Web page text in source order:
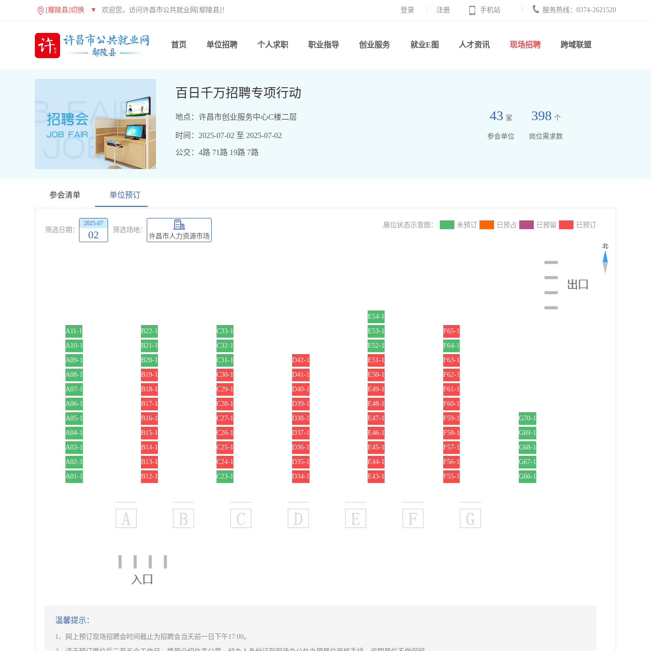
[鄢陵县]切换 ▼ 欢迎您，访问许昌市公共就业网[鄢陵县]！ 登录 注册 手机站 服务热线：0374-2621520
首页 单位招聘 个人求职 职业指导 创业服务 就业E图 人才资讯 现场招聘 跨域联盟
百日千万招聘专项行动
地点：许昌市创业服务中心C楼二层
时间：2025-07-02 至 2025-07-02
43 家
参会单位
398 个
岗位需求数
公交：4路 71路 19路 7路
参会清单 单位预订
筛选日期：
2025-07
02
筛选场地：
许昌市人力资源市场
展位状态示意图： 未预订 已预占 已预留 已预订
E54-1
A11-1
B22-1 C33-1 E53-1
F65-1
A10-1
B21-1 C32-1 E52-1
F64-1
A09-1
B20-1 C31-1 D42-1 E51-1
F63-1
A08-1
B19-1 C30-1 D41-1 E50-1
F62-1
A07-1
B18-1 C29-1 D40-1 E49-1
F61-1
A06-1
B17-1 C28-1 D39-1 E48-1
F60-1
A05-1
B16-1 C27-1 D38-1 E47-1 F59-1
G70-1
A04-1
B15-1 C26-1 D37-1 E46-1 F58-1
G69-1
A03-1
B14-1 C25-1 D36-1 E45-1 F57-1
G68-1
A02-1
B13-1 C24-1 D35-1 E44-1 F56-1
G67-1
A01-1
B12-1 C23-1 D34-1 E43-1 F55-1 G66-1
温馨提示：
1、网上预订现场招聘会时间截止为招聘会当天前一日下午17:00。